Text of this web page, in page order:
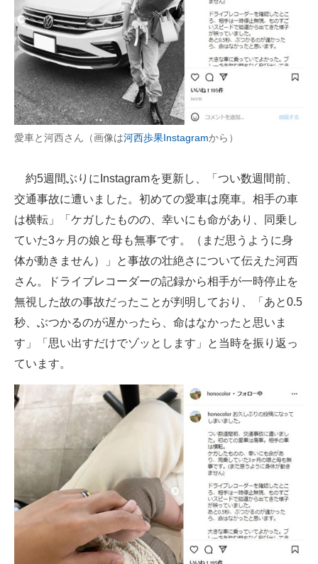
AI活用のいまが分かる
企業ITのトレンドを詳説
経営リーダーのコミュニティ
マーケ×ITの今がよく分かる
ITエンジニア向け専門サイト
IT製品の技術・比較・事例
モノづくり技術者専門サイト
電子設計の基本と応用
建設×テクノロジーの最前線
ちょっと気になるネットの話題
愛車と河西さん（画像は河西歩果Instagramから）
約5週間ぶりにInstagramを更新し、「つい数週間前、
交通事故に遭いました。初めての愛車は廃車。相手の車
は横転」「ケガしたものの、幸いにも命があり、同乗し
ていた3ヶ月の娘と母も無事です。（まだ思うように身
体が動きません）」と事故の壮絶さについて伝えた河西
さん。ドライブレコーダーの記録から相手が一時停止を
無視した故の事故だったことが判明しており、「あと0.5
秒、ぶつかるのが遅かったら、命はなかったと思いま
す」「思い出すだけでゾッとします」と当時を振り返っ
ています。